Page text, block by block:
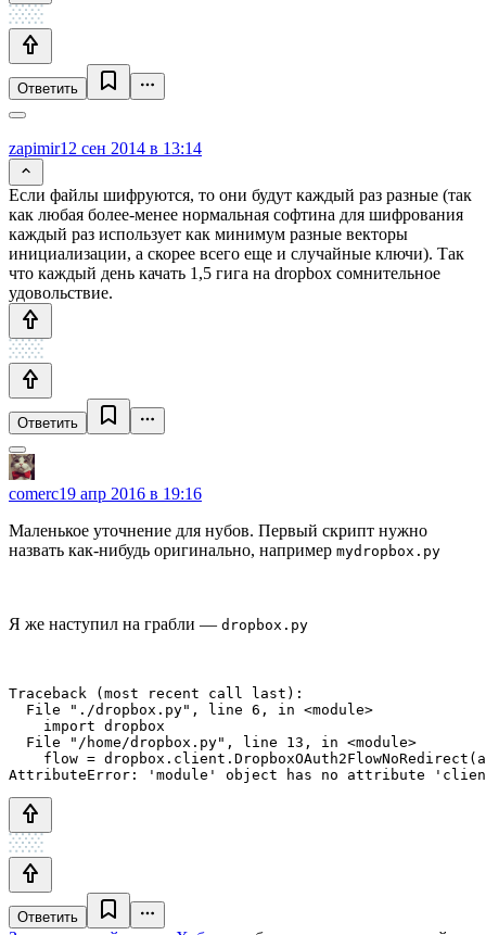
Ответить
zapimir12 сен 2014 в 13:14
Если файлы шифруются, то они будут каждый раз разные (так
как любая более-менее нормальная софтина для шифрования
каждый раз использует как минимум разные векторы
инициализации, а скорее всего еще и случайные ключи). Так
что каждый день качать 1,5 гига на dropbox сомнительное
удовольствие.
Ответить
comerc19 апр 2016 в 19:16
Маленькое уточнение для нубов. Первый скрипт нужно
назвать как-нибудь оригинально, например mydropbox.py
Я же наступил на грабли — dropbox.py
Traceback (most recent call last):
  File "./dropbox.py", line 6, in <module>
    import dropbox
  File "/home/dropbox.py", line 13, in <module>
flow =
AttributeError: 'module' object has no attribute
Ответить